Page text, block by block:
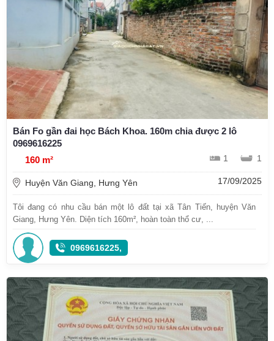
Bán Fo gần đai học Bách Khoa. 160m chia được 2 lô
0969616225
160 m²
1 1
Huyện Văn Giang, Hưng Yên 17/09/2025
Tôi đang có nhu cầu bán một lô đất tại xã Tân Tiến, huyện Văn
Giang, Hưng Yên. Diện tích 160m², hoàn toàn thổ cư, ...
0969616225,